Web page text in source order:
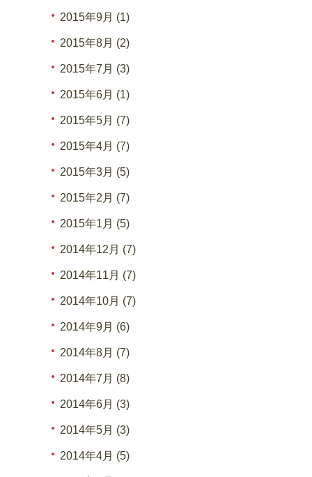
2015年9月 (1)
2015年8月 (2)
2015年7月 (3)
2015年6月 (1)
2015年5月 (7)
2015年4月 (7)
2015年3月 (5)
2015年2月 (7)
2015年1月 (5)
2014年12月 (7)
2014年11月 (7)
2014年10月 (7)
2014年9月 (6)
2014年8月 (7)
2014年7月 (8)
2014年6月 (3)
2014年5月 (3)
2014年4月 (5)